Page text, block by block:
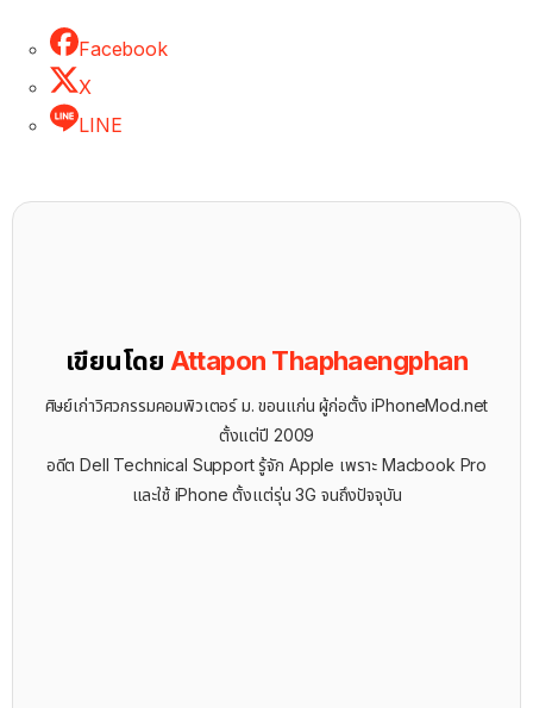
Facebook
X
LINE
เขียนโดย Attapon Thaphaengphan
ศิษย์เก่าวิศวกรรมคอมพิวเตอร์ ม. ขอนแก่น ผู้ก่อตั้ง iPhoneMod.net
ตั้งแต่ปี 2009
อดีต Dell Technical Support รู้จัก ​Apple เพราะ Macbook Pro
และใช้ iPhone ตั้งแต่รุ่น 3G จนถึงปัจจุบัน